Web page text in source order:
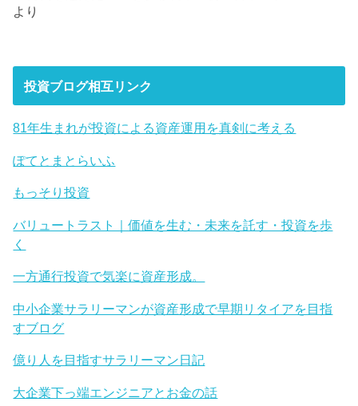
より
投資ブログ相互リンク
81年生まれが投資による資産運用を真剣に考える
ぽてとまとらいふ
もっそり投資
バリュートラスト｜価値を生む・未来を託す・投資を歩
く
一方通行投資で気楽に資産形成。
中小企業サラリーマンが資産形成で早期リタイアを目指
すブログ
億り人を目指すサラリーマン日記
大企業下っ端エンジニアとお金の話